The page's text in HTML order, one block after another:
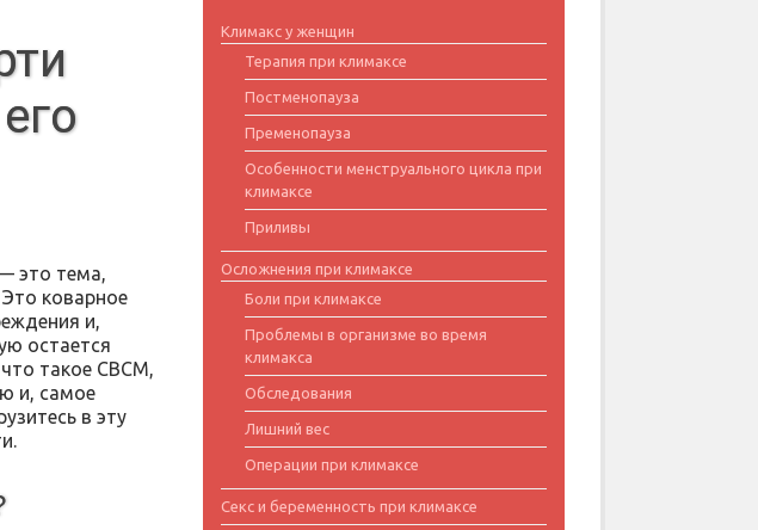
это тема,
коварное
и,
остается
что такое СВСМ,
и, самое
в эту
Климакс у женщин
Терапия при климаксе
Постменопауза
Пременопауза
Особенности менструального цикла при
климаксе
Приливы
Осложнения при климаксе
Боли при климаксе
Проблемы в организме во время
климакса
Обследования
Лишний вес
Операции при климаксе
Секс и беременность при климаксе